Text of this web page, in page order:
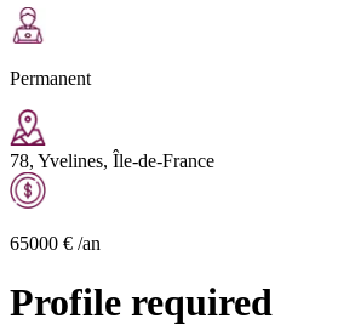
Permanent
78, Yvelines, Île-de-France
65000 € /an
Profile required